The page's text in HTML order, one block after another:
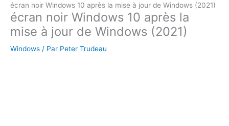
écran noir Windows 10 après la mise à jour de Windows (2021)
écran noir Windows 10 après la
mise à jour de Windows (2021)
Windows / Par Peter Trudeau